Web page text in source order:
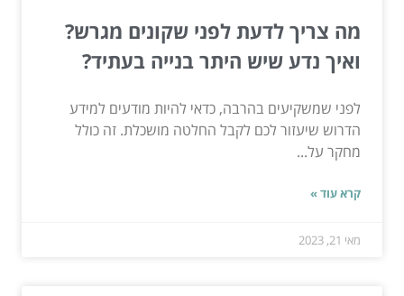
מה צריך לדעת לפני שקונים מגרש?
ואיך נדע שיש היתר בנייה בעתיד?
לפני שמשקיעים בהרבה, כדאי להיות מודעים למידע
הדרוש שיעזור לכם לקבל החלטה מושכלת. זה כולל
מחקר על...
קרא עוד »
מאי 21, 2023